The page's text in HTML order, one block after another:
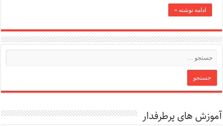
ادامه نوشته »
آموزش های پرطرفدار